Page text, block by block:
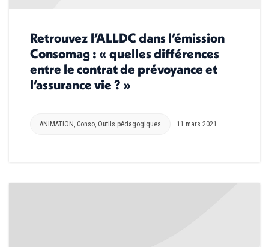
Retrouvez l’ALLDC dans l’émission
Consomag : « quelles différences
entre le contrat de prévoyance et
l’assurance vie ? »
ANIMATION , Conso, Outils pédagogiques 11 mars 2021